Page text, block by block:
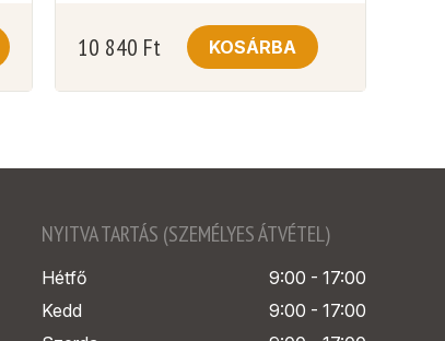
10 840 Ft KOSÁRBA
NYITVA TARTÁS (SZEMÉLYES ÁTVÉTEL)
Hétfő
9:00 - 17:00
Kedd
9:00 - 17:00